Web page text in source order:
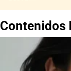
Contenidos